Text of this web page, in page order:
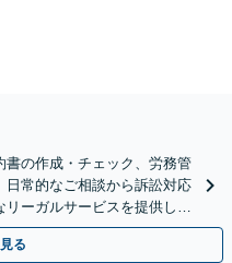
書の作成・チェック、労務管
常的なご相談から訴訟対応
リーガルサービスを提供しま
可】
る